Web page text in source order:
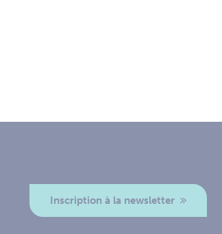
Inscription à la newsletter